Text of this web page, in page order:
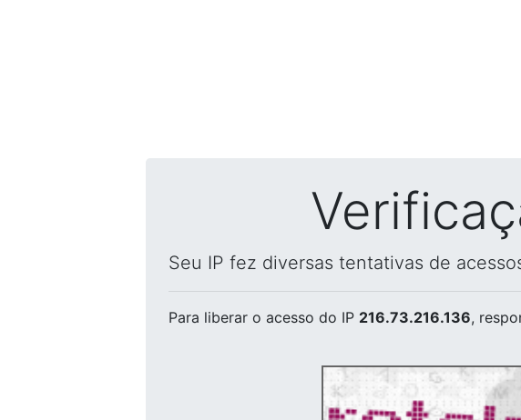
Seu IP fez diversas tentativas de
Para liberar o acesso do IP 216.73.216.136,